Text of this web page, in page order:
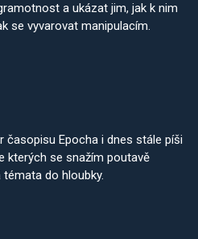
a ukázat jim, jak k nim
se vyvarovat manipulacím.
časopisu Epocha i dnes stále píši
kterých se snažím poutavě
do hloubky.